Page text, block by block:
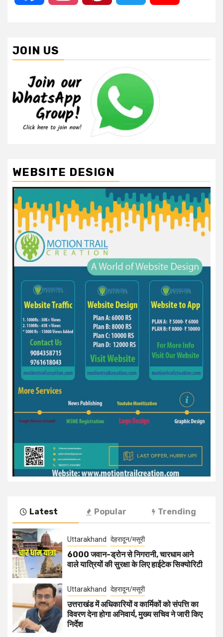
JOIN US
WEBSITE DESIGN
Latest Popular Trending
Uttarakhand देहरादून/मसूरी
6000 जवान-ड्रोन से निगरानी, चारधाम आने
वाले यात्रियों की सुरक्षा के लिए हाईटेक सिक्योरिटी
Uttarakhand देहरादून/मसूरी
उत्तराखंड में अधिकारियों व कार्मिकों को संपत्ति का
विवरण देना होगा अनिवार्य, मुख्य सचिव ने जारी किए
निर्देश